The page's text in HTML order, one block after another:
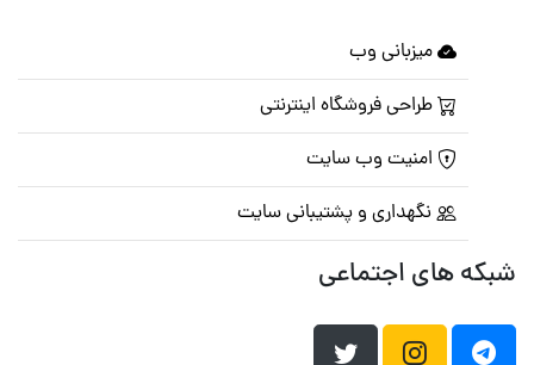
میزبانی وب
طراحی فروشگاه اینترنتی
امنیت وب سایت
نگهداری و پشتیبانی سایت
شبکه های اجتماعی